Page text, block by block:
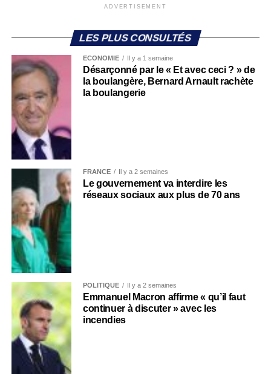
ADVERTISEMENT
LES PLUS CONSULTÉS
ECONOMIE Il y a 1 semaine
Désarçonné par le « Et avec ceci ? » de
la boulangère, Bernard Arnault rachète
la boulangerie
FRANCE Il y a 2 semaines
Le gouvernement va interdire les
réseaux sociaux aux plus de 70 ans
POLITIQUE Il y a 2 semaines
Emmanuel Macron affirme « qu’il faut
continuer à discuter » avec les
incendies